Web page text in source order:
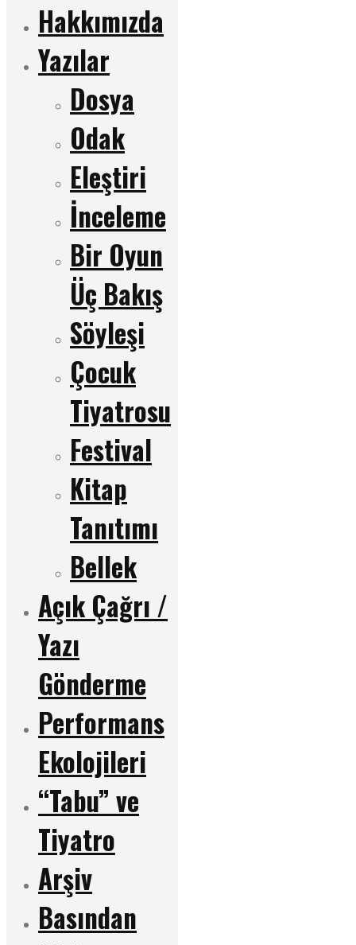
Hakkımızda
Yazılar
Dosya
Odak
Eleştiri
İnceleme
Bir Oyun
Üç Bakış
Söyleşi
Çocuk
Tiyatrosu
Festival
Kitap
Tanıtımı
Bellek
Açık Çağrı /
Yazı
Gönderme
Performans
Ekolojileri
“Tabu” ve
Tiyatro
Arşiv
Basından